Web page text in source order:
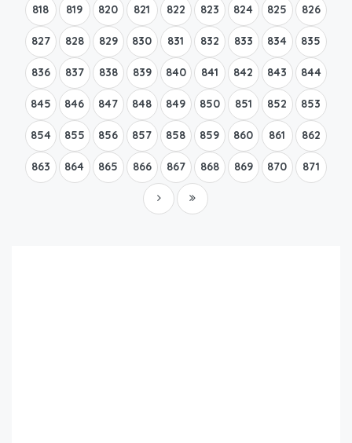
818 819 820 821 822 823 824 825 826
827 828 829 830 831 832 833 834 835
836 837 838 839 840 841 842 843 844
845 846 847 848 849 850 851 852 853
854 855 856 857 858 859 860 861 862
863 864 865 866 867 868 869 870 871